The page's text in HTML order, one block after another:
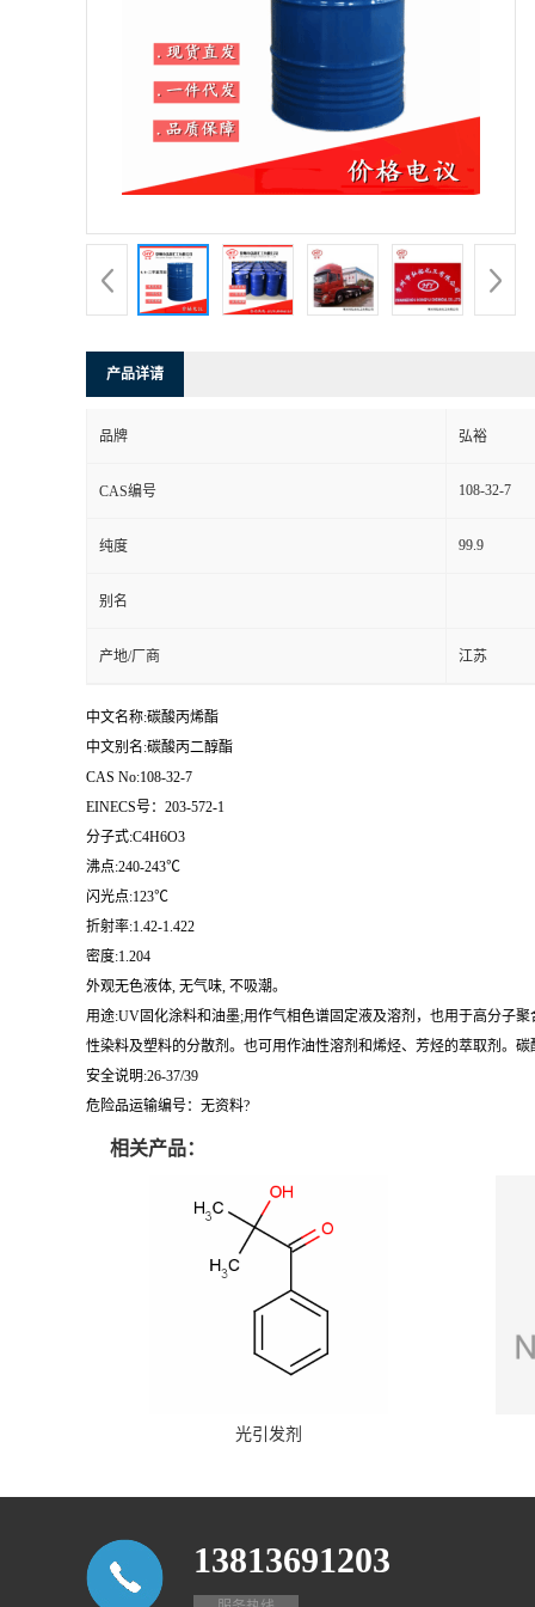
产品详请
品牌 弘裕
CAS编号 108-32-7
纯度 99.9
别名
产地/厂商 江苏
中文名称:碳酸丙烯酯
中文别名:碳酸丙二醇酯
CAS No:108-32-7
EINECS号：203-572-1
分子式:C4H6O3
沸点:240-243℃
闪光点:123℃
折射率:1.42-1.422
密度:1.204
外观无色液体, 无气味, 不吸潮。
用途:UV固化涂料和油墨;用作气相色谱固定液及溶剂，也用于高分子
性染料及塑料的分散剂。也可用作油性溶剂和烯烃、芳烃的萃取剂。
安全说明:26-37/39
危险品运输编号：无资料?
相关产品：
光引发剂
13813691203